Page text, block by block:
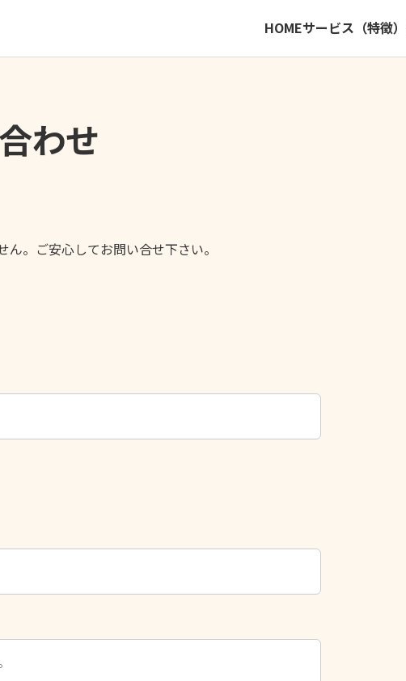
HOMEサービス（特徴）
わせ
。ご安心してお問い合せ下さい。